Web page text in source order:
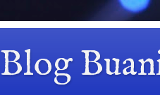
Blog